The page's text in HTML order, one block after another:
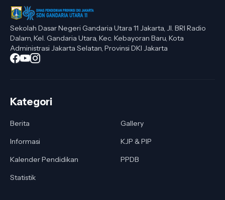
Sekolah Dasar Negeri Gandaria Utara 11 Jakarta, Jl. BRI Radio
Dalam, Kel. Gandaria Utara, Kec. Kebayoran Baru, Kota
Administrasi Jakarta Selatan, Provinsi DKI Jakarta
Kategori
Berita
Gallery
Informasi
KJP & PIP
Kalender Pendidikan
PPDB
Statistik